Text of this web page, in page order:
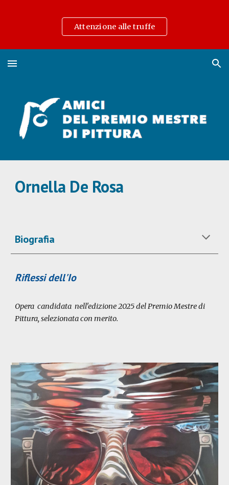
Skip to main content
Skip to navigation
Attenzione alle truffe
Ornella De Rosa
Biografia
Riflessi dell'Io
Opera candidata nell'edizione 2025 del Premio Mestre di
Pittura, selezionata con merito.